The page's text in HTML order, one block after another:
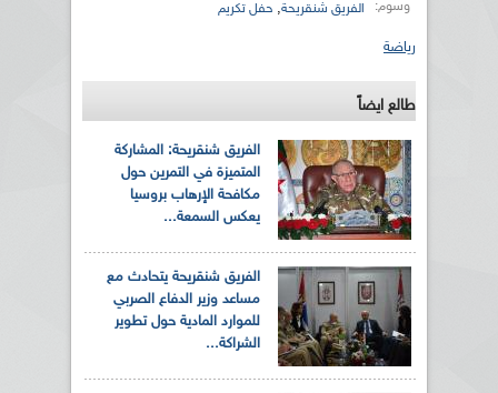
وسوم: الفريق شنقريحة, حفل تكريم
رياضة
طالع ايضاً
الفريق شنقريحة: المشاركة
المتميزة في التمرين حول
مكافحة الإرهاب بروسيا
يعكس السمعة...
الفريق شنقريحة يتحادث مع
مساعد وزير الدفاع الصربي
للموارد المادية حول تطوير
الشراكة...